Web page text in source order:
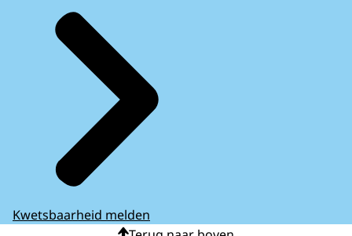
Kwetsbaarheid melden